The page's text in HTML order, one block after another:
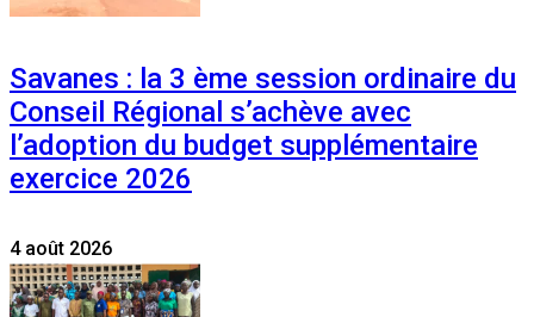
Savanes : la 3 ème session ordinaire du
Conseil Régional s’achève avec
l’adoption du budget supplémentaire
exercice 2026
4 août 2026